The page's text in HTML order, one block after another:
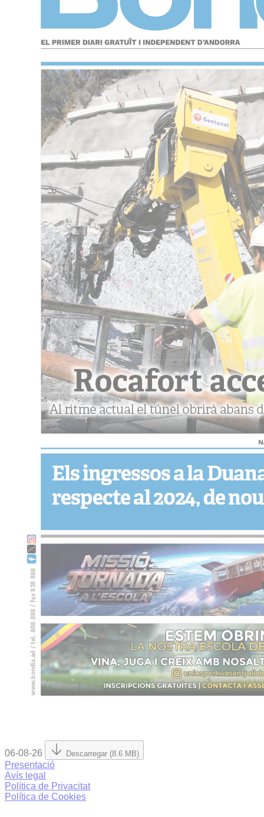
06-08-26 Descarregar (8.6 MB)
Presentació
Avís legal
Política de Privacitat
Política de Cookies